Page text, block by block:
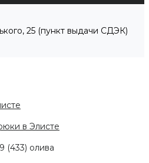
25 (пункт выдачи СДЭК)
в Элисте
(433) олива